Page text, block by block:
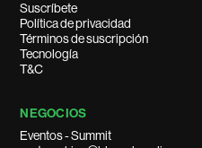
Suscríbete
Política de privacidad
Términos de suscripción
Tecnología
T&C
NEGOCIOS
Eventos - Summit